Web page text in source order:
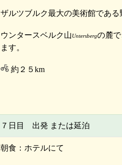
ザルツブルク最大の美術館であ
ウンタースベルク山Untersbergの麓
ます。
約２５km
７日目 出発 または延泊
朝食：ホテルにて